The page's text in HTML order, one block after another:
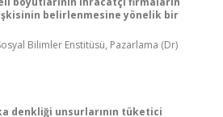
belirlenmesine yönelik bir
Bilimler Enstitüsü, Pazarlama (Dr)
denkliği unsurlarının tüketici